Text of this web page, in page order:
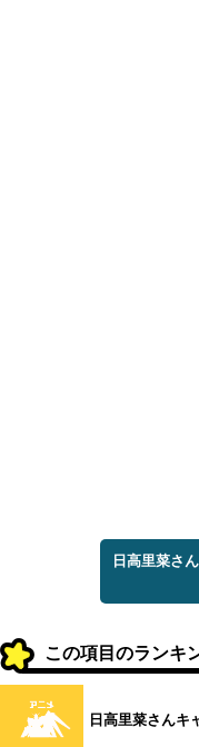
日高里菜さ
この項目のランキ
日高里菜さんキ